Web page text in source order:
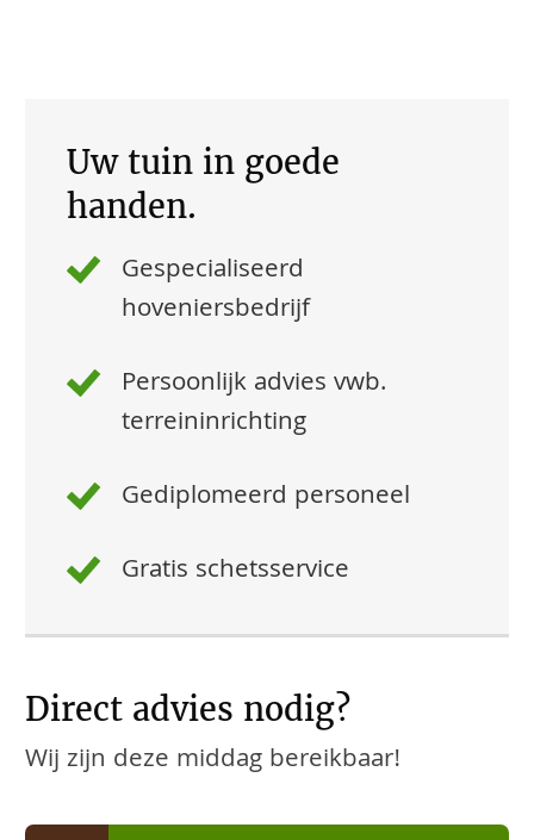
Uw tuin in goede
handen.
Gespecialiseerd
hoveniersbedrijf
Persoonlijk advies vwb.
terreininrichting
Gediplomeerd personeel
Gratis schetsservice
Direct advies nodig?
Wij zijn deze middag bereikbaar!